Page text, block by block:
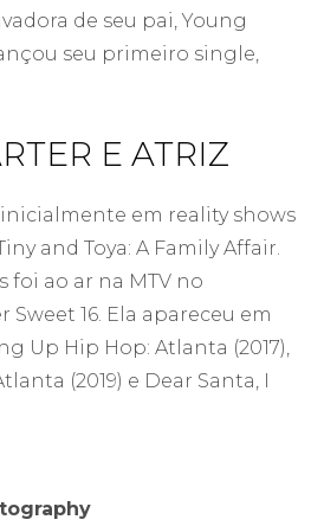
de seu pai, Young
seu primeiro single,
E ATRIZ
em reality shows
and Toya: A Family Affair.
foi ao ar na MTV no
Sweet 16. Ela apareceu em
Up Hip Hop: Atlanta (2017),
(2019) e Dear Santa, I